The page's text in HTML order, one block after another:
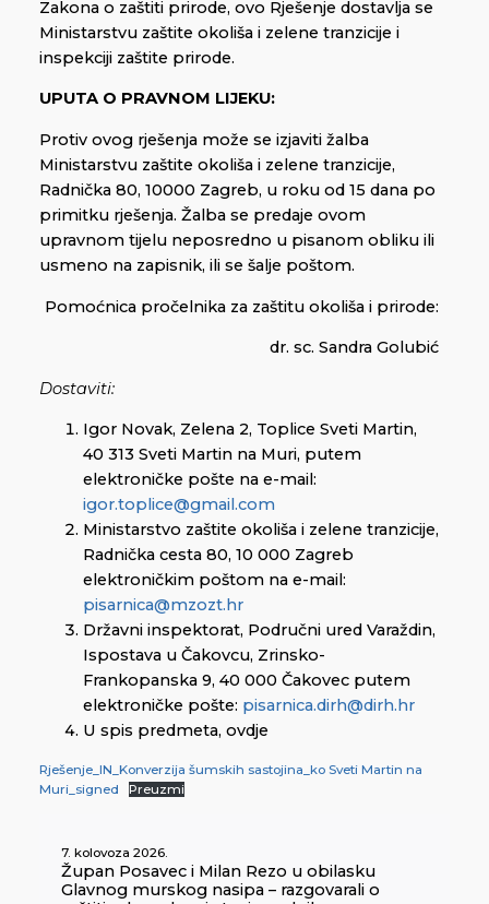
Zakona o zaštiti prirode, ovo Rješenje dostavlja se
Ministarstvu zaštite okoliša i zelene tranzicije i
inspekciji zaštite prirode.
UPUTA O PRAVNOM LIJEKU:
Protiv ovog rješenja može se izjaviti žalba
Ministarstvu zaštite okoliša i zelene tranzicije,
Radnička 80, 10000 Zagreb, u roku od 15 dana po
primitku rješenja. Žalba se predaje ovom
upravnom tijelu neposredno u pisanom obliku ili
usmeno na zapisnik, ili se šalje poštom.
Pomoćnica pročelnika za zaštitu okoliša i prirode:
dr. sc. Sandra Golubić
Dostaviti:
Igor Novak, Zelena 2, Toplice Sveti Martin,
40 313 Sveti Martin na Muri, putem
elektroničke pošte na e-mail:
igor.toplice@gmail.com
Ministarstvo zaštite okoliša i zelene tranzicije,
Radnička cesta 80, 10 000 Zagreb
elektroničkim poštom na e-mail:
pisarnica@mzozt.hr
Državni inspektorat, Područni ured Varaždin,
Ispostava u Čakovcu, Zrinsko-
Frankopanska 9, 40 000 Čakovec putem
elektroničke pošte: pisarnica.dirh@dirh.hr
U spis predmeta, ovdje
Rješenje_IN_Konverzija šumskih sastojina_ko Sveti Martin na
Muri_signed
Preuzmi
7. kolovoza 2026.
Župan Posavec i Milan Rezo u obilasku
Glavnog murskog nasipa – razgovarali o